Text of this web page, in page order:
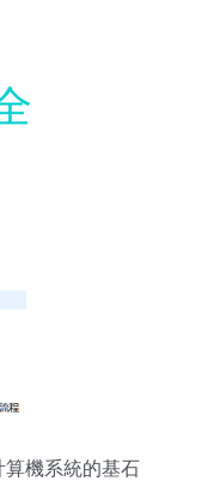
機系統的基石